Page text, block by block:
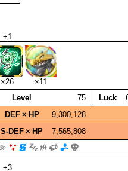
+1
×26
×11
Level 75 Luck
DEF × HP
9,300,128
S‑DEF × HP 7,565,808
+3